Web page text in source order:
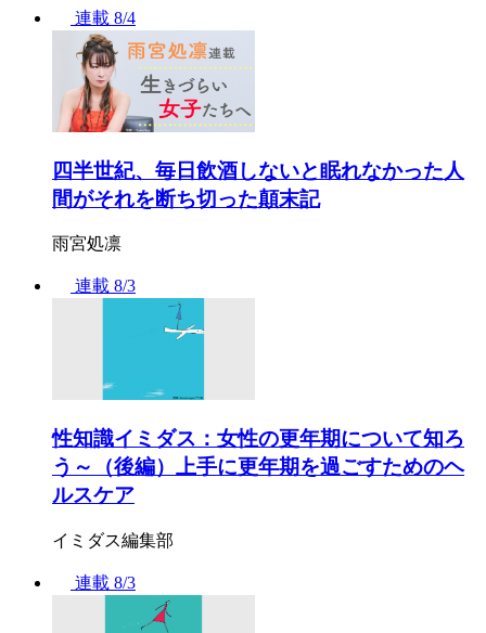
連載 8/4
四半世紀、毎日飲酒しないと眠れなかった人
間がそれを断ち切った顛末記
雨宮処凛
連載 8/3
性知識イミダス：女性の更年期について知ろ
う～（後編）上手に更年期を過ごすためのヘ
ルスケア
イミダス編集部
連載 8/3